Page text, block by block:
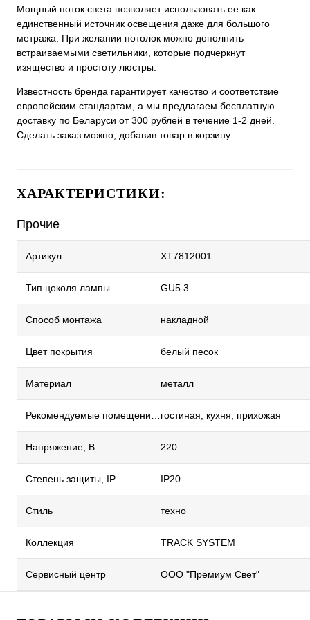
Мощный поток света позволяет использовать ее как
единственный источник освещения даже для большого
метража. При желании потолок можно дополнить
встраиваемыми светильники, которые подчеркнут
изящество и простоту люстры.
Известность бренда гарантирует качество и соответствие
европейским стандартам, а мы предлагаем бесплатную
доставку по Беларуси от 300 рублей в течение 1-2 дней.
Сделать заказ можно, добавив товар в корзину.
ХАРАКТЕРИСТИКИ:
Прочие
Артикул XT7812001
Тип цоколя лампы GU5.3
Способ монтажа накладной
Цвет покрытия белый песок
Материал металл
гостиная, кухня, прихожая
Напряжение, В 220
Степень защиты, IP IP20
Стиль техно
Коллекция TRACK SYSTEM
Сервисный центр ООО "Премиум Свет"